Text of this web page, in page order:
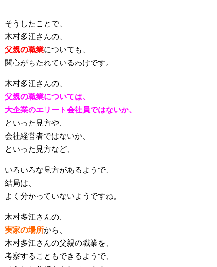
そうしたことで、
木村多江さんの、
父親の職業についても、
関心がもたれているわけです。
木村多江さんの、
父親の職業については、
大企業のエリート会社員ではないか、
といった見方や、
会社経営者ではないか、
といった見方など、
いろいろな見方があるようで、
結局は、
よく分かっていないようですね。
木村多江さんの、
実家の場所から、
木村多江さんの父親の職業を、
考察することもできるようで、